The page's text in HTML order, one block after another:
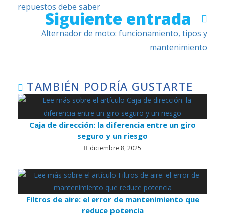
repuestos debe saber
Siguiente entrada
Alternador de moto: funcionamiento, tipos y
mantenimiento
TAMBIÉN PODRÍA GUSTARTE
Caja de dirección: la diferencia entre un giro
seguro y un riesgo
diciembre 8, 2025
Filtros de aire: el error de mantenimiento que
reduce potencia